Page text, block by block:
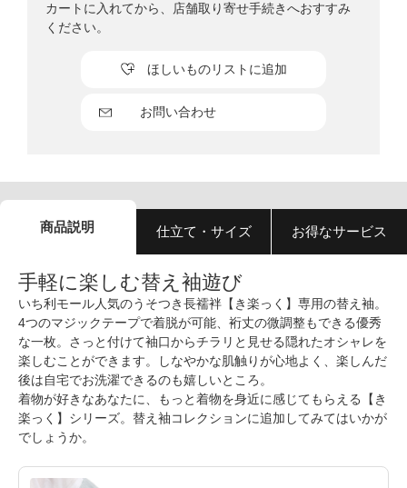
お問い合わせ
ほしいものリストに追加
カートに入れてから、店舗取り寄せ手続きへおすすみ
ください。
商品説明 仕立て・サイズ お得なサービス
手軽に楽しむ替え袖遊び
いち利モール人気のうそつき長襦袢【き楽っく】専用の替え袖。
4つのマジックテープで着脱が可能、裄丈の微調整もできる優秀
な一枚。さっと付けて袖口からチラリと見せる隠れたオシャレを
楽しむことができます。しなやかな肌触りが心地よく、楽しんだ
後は自宅でお洗濯できるのも嬉しいところ。
着物が好きなあなたに、もっと着物を身近に感じてもらえる【き
楽っく】シリーズ。替え袖コレクションに追加してみてはいかが
でしょうか。